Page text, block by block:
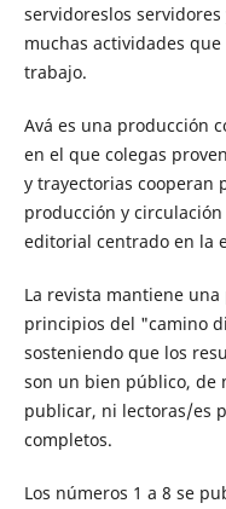
servidoreslos
muchas actividades
trabajo.
Avá es una producción
en el que colegas
y trayectorias cooperan
producción y
editorial centrado en la
La revista mantiene
principios del "camino
sosteniendo que los
son un bien público, de
publicar, ni lectoras/es
completos.
Los números 1 a 8 se